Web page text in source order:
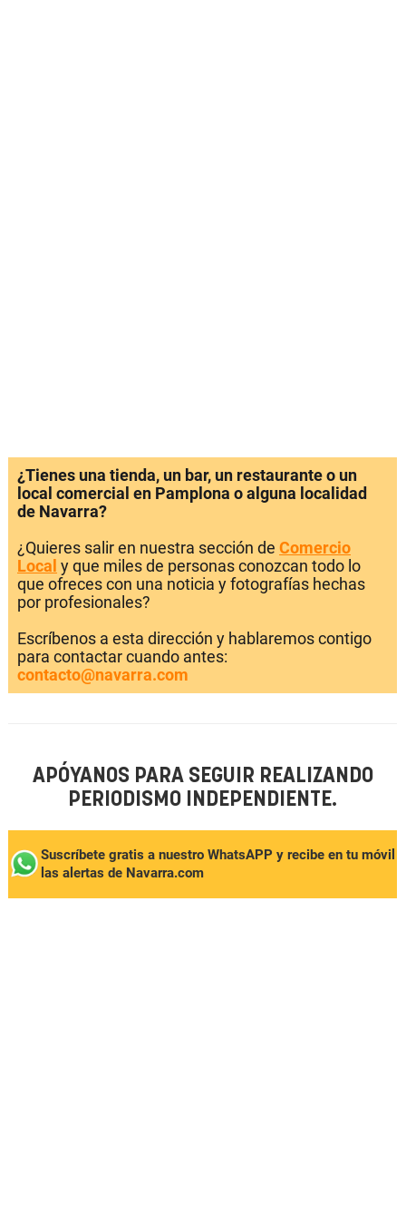
¿Tienes una tienda, un bar, un restaurante o un
local comercial en Pamplona o alguna localidad
de Navarra?
¿Quieres salir en nuestra sección de Comercio
Local y que miles de personas conozcan todo lo
que ofreces con una noticia y fotografías hechas
por profesionales?
Escríbenos a esta dirección y hablaremos contigo
para contactar cuando antes:
contacto@navarra.com
APÓYANOS PARA SEGUIR REALIZANDO
PERIODISMO INDEPENDIENTE.
Suscríbete gratis a nuestro WhatsAPP y recibe en tu móvil
las alertas de Navarra.com